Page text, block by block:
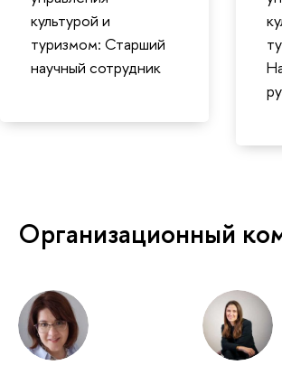
культурой и
туризмом: Старший
научный сотрудник
Организационный